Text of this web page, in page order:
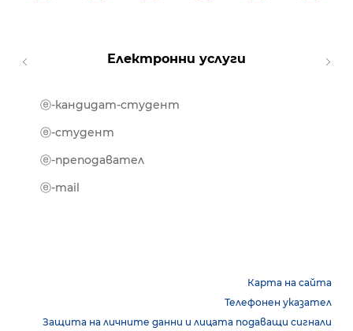
Електронни услуги
ⓔ-кандидат-студент
ⓔ-студент
ⓔ-преподавател
ⓔ-mail
Карта на сайта
Телефонен указател
Защита на личните данни и лицата подаващи сигнали